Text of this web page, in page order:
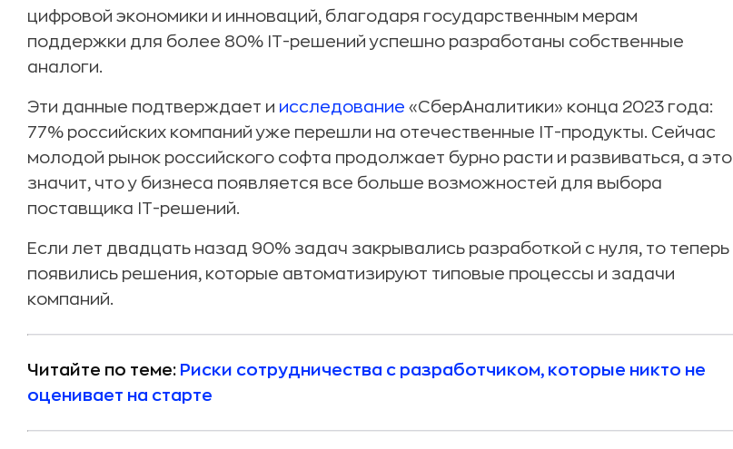
цифровой экономики и инноваций, благодаря государственным мерам
поддержки для более 80% IT-решений успешно разработаны собственные
аналоги.
Эти данные подтверждает и исследование «СберАналитики» конца 2023 года:
77% российских компаний уже перешли на отечественные IT-продукты. Сейчас
молодой рынок российского софта продолжает бурно расти и развиваться, а это
значит, что у бизнеса появляется все больше возможностей для выбора
поставщика IT-решений.
Если лет двадцать назад 90% задач закрывались разработкой с нуля, то теперь
появились решения, которые автоматизируют типовые процессы и задачи
компаний.
Читайте по теме: Риски сотрудничества с разработчиком, которые никто не
оценивает на старте